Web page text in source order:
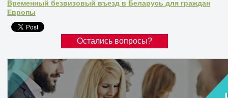
Временный безвизовый въезд в Беларусь для граждан
Европы
Остались вопросы?